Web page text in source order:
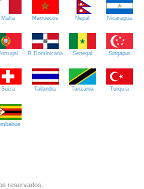
Malta Marruecos Nepal Nicaragua
R.Dominicana Senegal Singapur
Suiza Tailandia Tanzania Turquía
reservados.